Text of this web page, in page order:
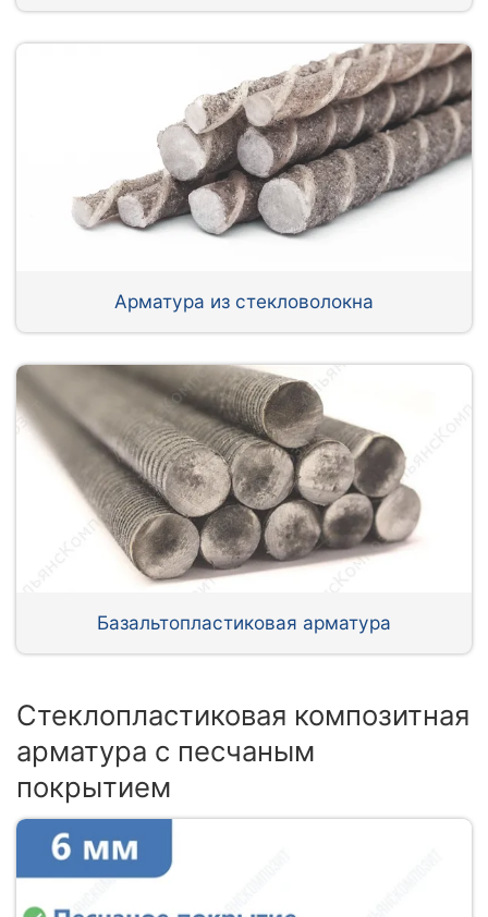
Арматура из стекловолокна
Базальтопластиковая арматура
Стеклопластиковая композитная
арматура с песчаным
покрытием